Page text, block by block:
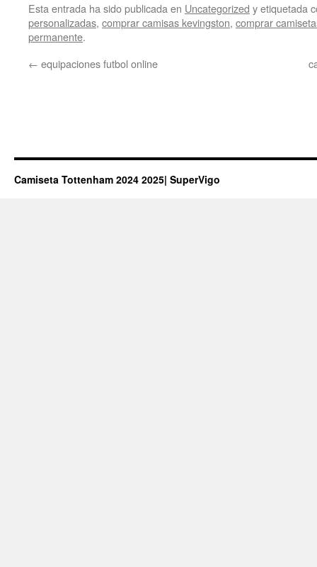
Esta entrada ha sido publicada en Uncategorized y etiquetada
personalizadas, comprar camisas kevingston, comprar
permanente.
← equipaciones futbol online
Camiseta Tottenham 2024 2025| SuperVigo